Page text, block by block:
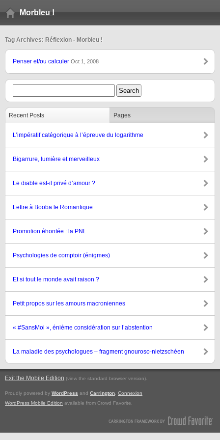
Morbleu !
Tag Archives: Réflexion - Morbleu !
Penser et/ou calculer Oct 1, 2008
Recent Posts Pages
L’impératif catégorique à l’épreuve du logarithme
Bigarrure, lumière et merveilleux
Le diable est-il privé d’amour ?
Lettre à Booba le Romantique
Promotion éhontée : la PNL
Psychologies de comptoir (énigmes)
Et si tout le monde avait raison ?
Petit propos sur les amours macroniennes
« #SansMoi », énième considération sur l’abstention
La maladie des psychologues – fragment gnouroso-nietzschéen
Exit the Mobile Edition (view the standard browser version).
Proudly powered by WordPress and Carrington Connexion
WordPress Mobile Edition available from Crowd Favorite.